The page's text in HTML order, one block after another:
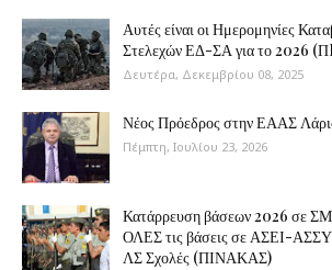
Αυτές είναι οι Ημερομηνίες
Στελεχών ΕΔ-ΣΑ για το 2026
Δευτέρα, Δεκεμβρίου 08, 2025
Νέος Πρόεδρος στην ΕΑΑΣ
Πέμπτη, Ιουλίου 23, 2026
Κατάρρευση βάσεων 2026 σε
ΟΛΕΣ τις βάσεις σε ΑΣΕΙ-
ΛΣ Σχολές (ΠΙΝΑΚΑΣ)